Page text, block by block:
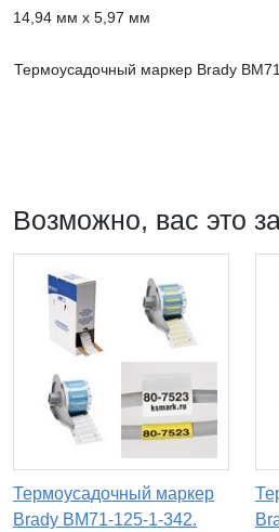
14,94 мм х 5,97 мм
Термоусадочный маркер Brady
Возможно, вас это
Термоусадочный маркер
Brady BM71-125-1-342.